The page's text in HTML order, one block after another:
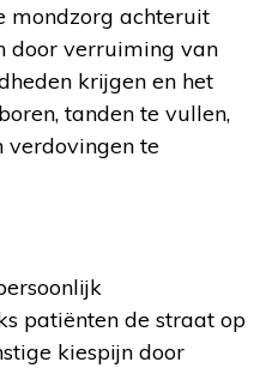
mondzorg achteruit
door verruiming van
krijgen en het
tanden te vullen,
verdovingen te
patiënten de straat op
kiespijn door